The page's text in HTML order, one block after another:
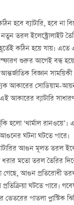
হবে ব্যাটারি,হবে না
তরল ইলেক্ট্রোলাইট
কঠিন হয়ে যায়।
শুরুর আগেই বন্ধ
বিজ্ঞান সাময়িকী
আকারের সোডিয়াম-আয়ন
আকারের ব্যাটারি
হলো ‘থার্মাল রানওয়ে’।
ঘটনা ঘটতে পারে।
আগুন মূলত তরল
মতো তরল তৈরির
গেছে, আগুন প্রতিরোধী
ঘটতে পারে।
পাতলা প্লাস্টিক